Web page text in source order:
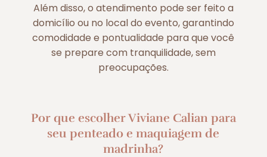
Além disso, o atendimento pode ser feito a
domicílio ou no local do evento, garantindo
comodidade e pontualidade para que você
se prepare com tranquilidade, sem
preocupações.
Por que escolher Viviane Calian para
seu penteado e maquiagem de
madrinha?